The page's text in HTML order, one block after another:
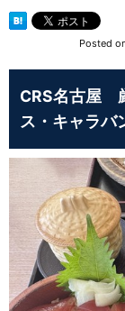
Posted
CRS名古屋
ス・キャラバ